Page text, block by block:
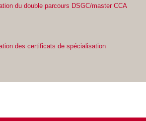
du double parcours DSGC/master CCA
des certificats de spécialisation